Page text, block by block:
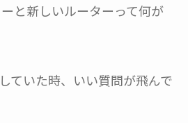
ーと新しいルーターって何が
ていた時、いい質問が飛んで